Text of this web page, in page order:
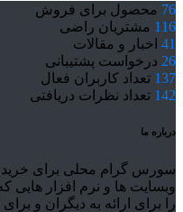
76 محصول برای فروش
116 مشتریان راضی
41 اخبار و مقالات
26 درخواست پشتیبانی
137 تعداد کاربران فعال
142 تعداد نظرات دریافتی
درباره ما
سورس گرام محلی برای
وبسایت ها و نرم افزار هایی
را برای ارائه به دیگران و